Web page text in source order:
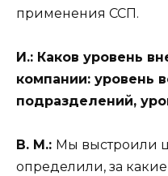
применения ССП.
И.: Каков уровень
компании: уровень
подразделений,
В. М.: Мы выстроили
определили, за какие